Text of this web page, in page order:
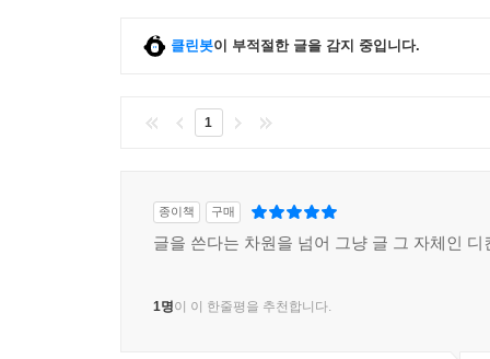
클린봇이 부적절한 글을 감지 중입니다.
1
종이책 구매
글을 쓴다는 차원을 넘어 그냥 글 그 자체인 디
1명이 이 한줄평을 추천합니다.